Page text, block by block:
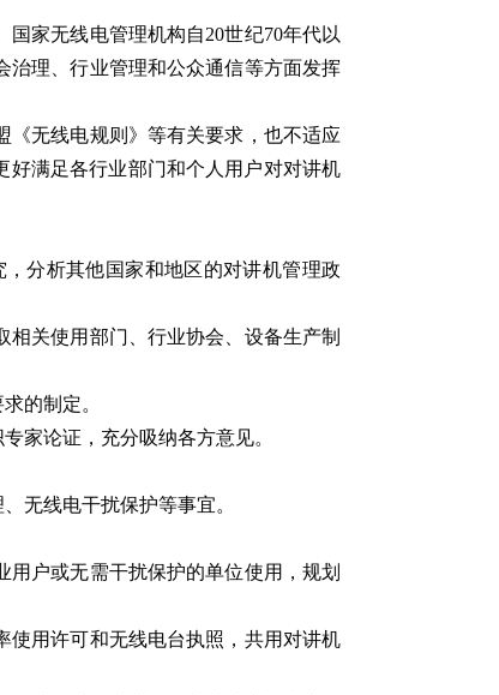
家无线电管理机构自20世纪70年代以
治理、行业管理和公众通信等方面发挥
《无线电规则》等有关要求，也不适应
好满足各行业部门和个人用户对对讲机
分析其他国家和地区的对讲机管理政
关使用部门、行业协会、设备生产制
的制定。
家论证，充分吸纳各方意见。
无线电干扰保护等事宜。
户或无需干扰保护的单位使用，规划
使用许可和无线电台执照，共用对讲机